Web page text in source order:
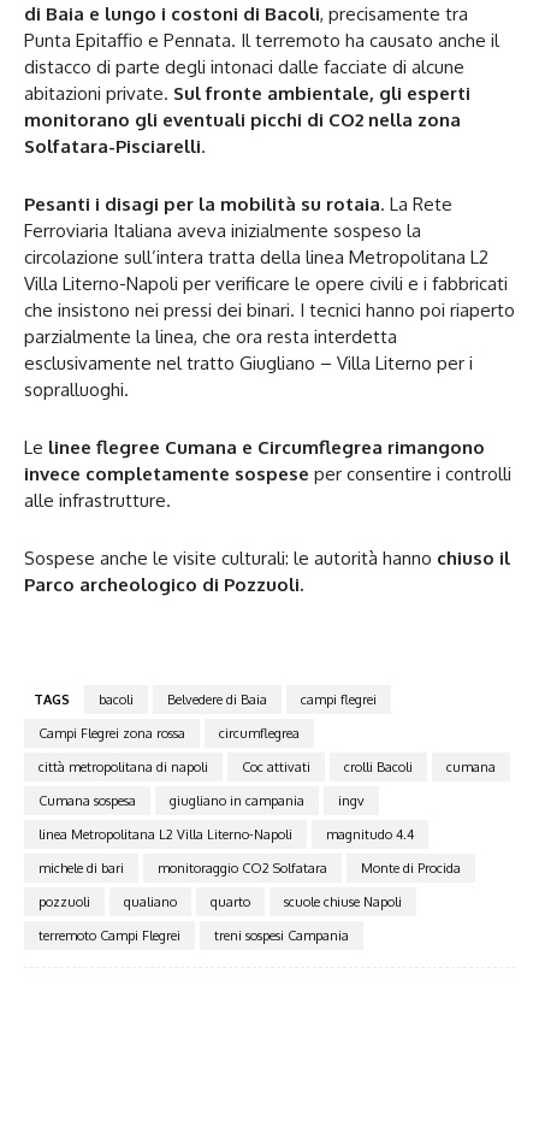
di Baia e lungo i costoni di Bacoli, precisamente tra
Punta Epitaffio e Pennata. Il terremoto ha causato anche il
distacco di parte degli intonaci dalle facciate di alcune
abitazioni private. Sul fronte ambientale, gli esperti
monitorano gli eventuali picchi di CO2 nella zona
Solfatara-Pisciarelli.
Pesanti i disagi per la mobilità su rotaia. La Rete
Ferroviaria Italiana aveva inizialmente sospeso la
circolazione sull’intera tratta della linea Metropolitana L2
Villa Literno-Napoli per verificare le opere civili e i fabbricati
che insistono nei pressi dei binari. I tecnici hanno poi riaperto
parzialmente la linea, che ora resta interdetta
esclusivamente nel tratto Giugliano – Villa Literno per i
sopralluoghi.
Le linee flegree Cumana e Circumflegrea rimangono
invece completamente sospese per consentire i controlli
alle infrastrutture.
Sospese anche le visite culturali: le autorità hanno chiuso il
Parco archeologico di Pozzuoli.
TAGS bacoli Belvedere di Baia
campi flegrei
Campi Flegrei zona rossa
circumflegrea
città metropolitana di napoli
Coc attivati crolli Bacoli
cumana
Cumana sospesa
giugliano in campania
ingv
linea Metropolitana L2 Villa Literno-Napoli
magnitudo 4.4
michele di bari
monitoraggio CO2 Solfatara
Monte di Procida
pozzuoli
qualiano quarto
scuole chiuse Napoli
terremoto Campi Flegrei
treni sospesi Campania